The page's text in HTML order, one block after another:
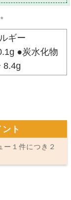
ギー
●炭水化物
ト
ー１件につき２